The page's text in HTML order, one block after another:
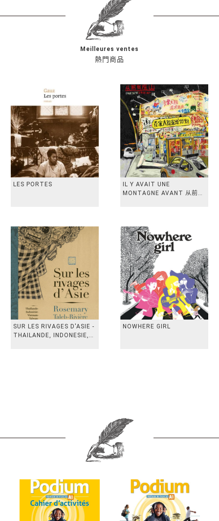
熱門商品
Meilleures ventes
LES PORTES
IL Y AVAIT UNE
MONTAGNE AVANT 从前有
SUR LES RIVAGES D'ASIE -
THAILANDE, INDONESIE,
NOWHERE GIRL